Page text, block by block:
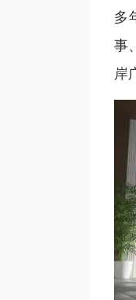
多
事
岸